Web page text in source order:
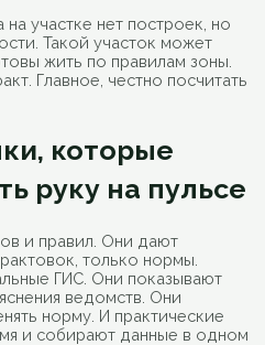
участке нет построек, но
Такой участок может
жить по правилам зоны.
Главное, честно посчитать
которые
руку на пульсе
и правил. Они дают
только нормы.
ГИС. Они показывают
ведомств. Они
норму. И практические
и собирают данные в одном